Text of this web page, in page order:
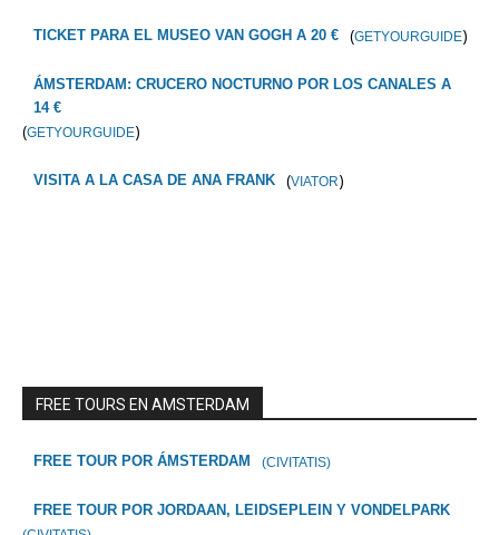
TICKET PARA EL MUSEO VAN GOGH A 20 € (GETYOURGUIDE)
ÁMSTERDAM: CRUCERO NOCTURNO POR LOS CANALES A
14 €
(GETYOURGUIDE)
VISITA A LA CASA DE ANA FRANK (VIATOR)
FREE TOURS EN AMSTERDAM
FREE TOUR POR ÁMSTERDAM (CIVITATIS)
FREE TOUR POR JORDAAN, LEIDSEPLEIN Y VONDELPARK